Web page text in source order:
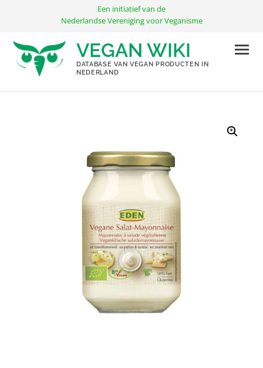
inhoud
Een initiatief van de
Nederlandse Vereniging voor Veganisme
VEGAN WIKI
DATABASE VAN VEGAN PRODUCTEN IN
NEDERLAND